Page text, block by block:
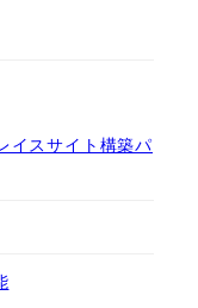
イスサイト構築パ